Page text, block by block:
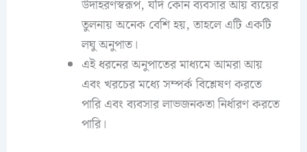
উদাহরণস্বরূপ, যদি কোন ব্যবসার আয় ব্যয়ের
তুলনায় অনেক বেশি হয়, তাহলে এটি একটি
লঘু অনুপাত।
এই ধরনের অনুপাতের মাধ্যমে আমরা আয়
এবং খরচের মধ্যে সম্পর্ক বিশ্লেষণ করতে
পারি এবং ব্যবসার লাভজনকতা নির্ধারণ করতে
পারি।